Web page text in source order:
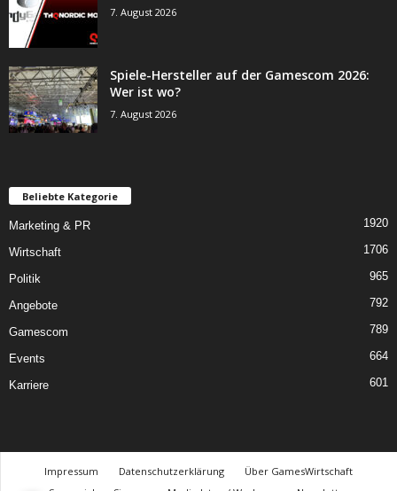
7. August 2026
Spiele-Hersteller auf der Gamescom 2026:
Wer ist wo?
7. August 2026
Beliebte Kategorie
Marketing & PR 1920
Wirtschaft 1706
Politik 965
Angebote 792
Gamescom 789
Events 664
Karriere 601
Impressum Datenschutzerklärung
Über GamesWirtschaft